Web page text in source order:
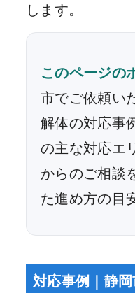
します。
このページの
市でご依頼い
解体の対応事
の主な対応エ
からのご相談
た進め方の目
対応事例｜静